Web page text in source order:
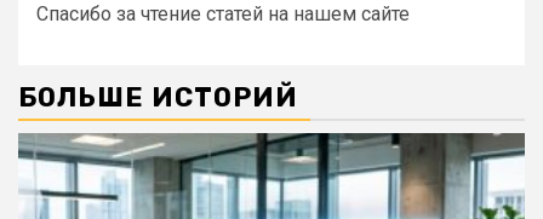
Спасибо за чтение статей на нашем сайте
БОЛЬШЕ ИСТОРИЙ